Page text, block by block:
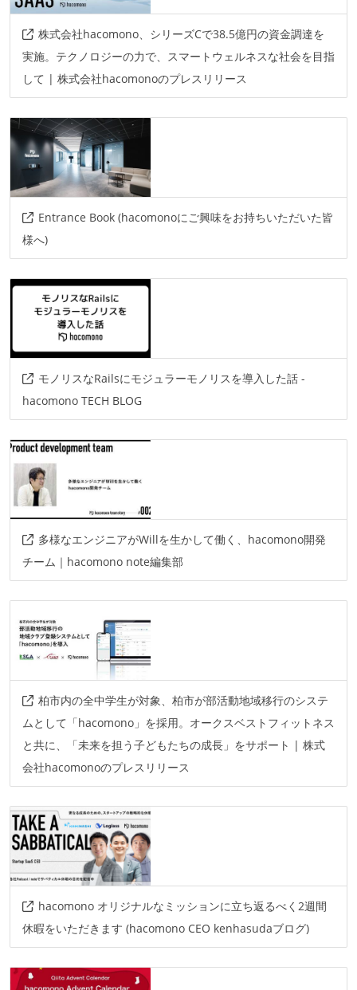
株式会社hacomono、シリーズCで38.5億円の資金調達を
実施。テクノロジーの力で、スマートウェルネスな社会を目指
して | 株式会社hacomonoのプレスリリース
Entrance Book (hacomonoにご興味をお持ちいただいた皆
様へ)
モノリスなRailsにモジュラーモノリスを導入した話 -
hacomono TECH BLOG
多様なエンジニアがWillを生かして働く、hacomono開発
チーム｜hacomono note編集部
柏市内の全中学生が対象、柏市が部活動地域移行のシステ
ムとして「hacomono」を採用。オークスベストフィットネス
と共に、「未来を担う子どもたちの成長」をサポート | 株式
会社hacomonoのプレスリリース
hacomono オリジナルなミッションに立ち返るべく2週間
休暇をいただきます (hacomono CEO kenhasudaブログ)